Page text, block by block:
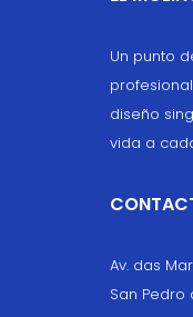
Un punto
diseño
vida a
Av. das
San Pedro